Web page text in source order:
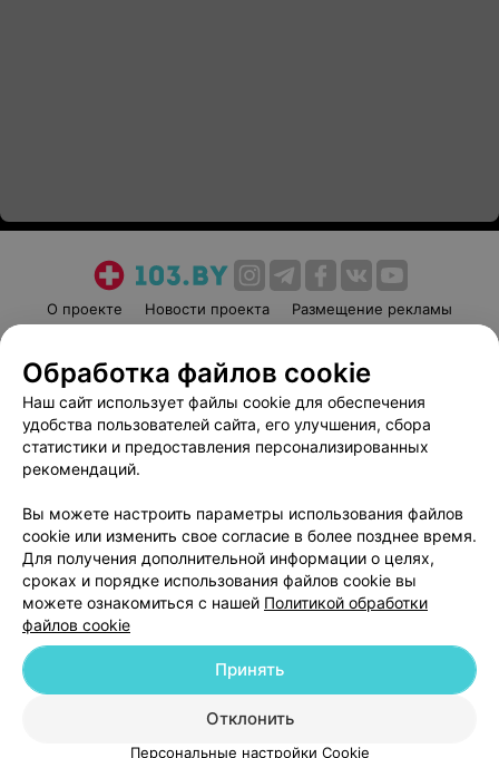
О проекте Новости проекта
Размещение рекламы
Пользовательское соглашение
Способы оплаты
Вакансии
Партнеры
Написать руководителю 103.by
Обработка персональных данных
© 2026 ООО «Артокс Лаб», УНП 191700409
| 220012, Республика Беларусь,
Служба поддержки +375 291212755
Обработка файлов cookie
Наш сайт использует файлы cookie для обеспечения
удобства пользователей сайта, его улучшения, сбора
статистики и предоставления персонализированных
рекомендаций.
Вы можете настроить параметры использования файлов
cookie или изменить свое согласие в более позднее время.
Для получения дополнительной информации о целях,
сроках и порядке использования файлов cookie вы
можете ознакомиться с нашей Политикой обработки
файлов cookie
Отклонить
Принять
Персональные настройки Cookie